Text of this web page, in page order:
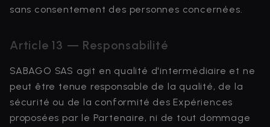
sans consentement des personnes concernées.
Article 13 — Responsabilité
SABAGO SAS agit en qualité d'intermédiaire et ne
peut être tenue responsable de la qualité, de la
sécurité ou de la conformité des Expériences
proposées par le Partenaire, ni de tout dommage